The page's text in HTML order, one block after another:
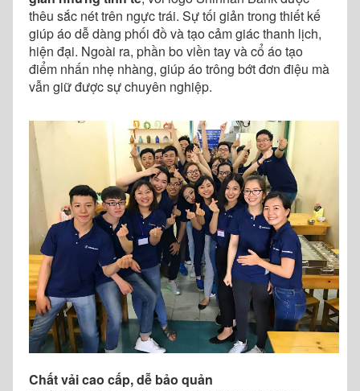
thêu sắc nét trên ngực trái. Sự tối giản trong thiết kế
giúp áo dễ dàng phối đồ và tạo cảm giác thanh lịch,
hiện đại. Ngoài ra, phần bo viền tay và cổ áo tạo
điểm nhấn nhẹ nhàng, giúp áo trông bớt đơn điệu mà
vẫn giữ được sự chuyên nghiệp.
Chất vải cao cấp, dễ bảo quản